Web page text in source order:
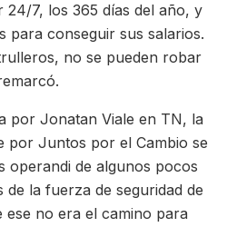
24/7, los 365 días del año, y
para conseguir sus salarios.
no se pueden robar
por Jonatan Viale en TN, la
por Juntos por el Cambio se
operandi de algunos pocos
la fuerza de seguridad de
ese no era el camino para